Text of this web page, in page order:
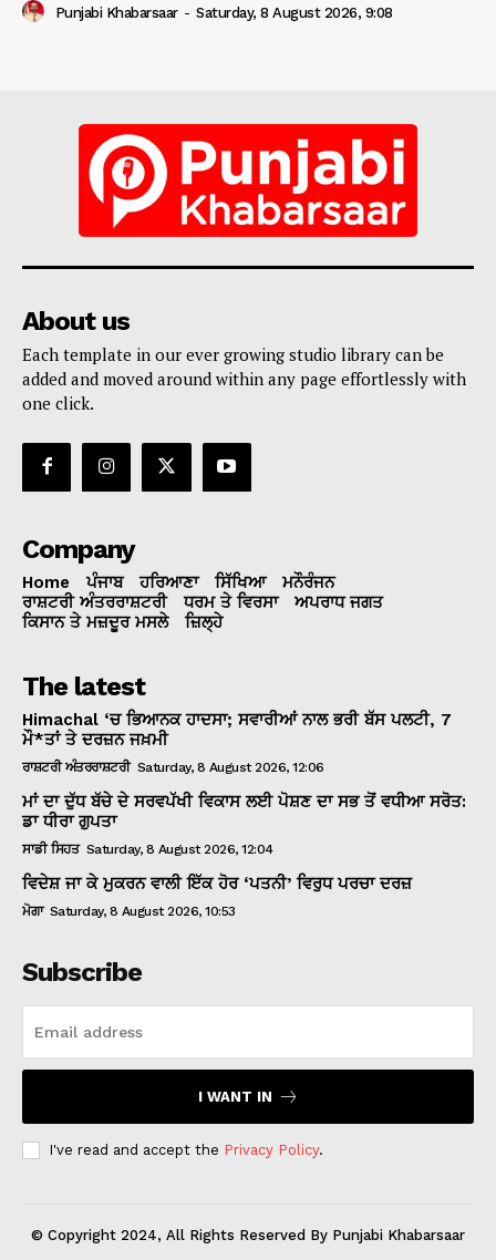
Punjabi Khabarsaar - Saturday, 8 August 2026, 9:08
About us
Each template in our ever growing studio library can be
added and moved around within any page effortlessly with
one click.
Company
Home ਪੰਜਾਬ ਹਰਿਆਣਾ ਸਿੱਖਿਆ
ਮਨੌਰੰਜਨ
ਰਾਸ਼ਟਰੀ ਅੰਤਰਰਾਸ਼ਟਰੀ
ਧਰਮ ਤੇ ਵਿਰਸਾ
ਅਪਰਾਧ ਜਗਤ
ਕਿਸਾਨ ਤੇ ਮਜ਼ਦੂਰ ਮਸਲੇ
ਜ਼ਿਲ੍ਹੇ
The latest
Himachal ‘ਚ ਭਿਆਨਕ ਹਾਦਸਾ; ਸਵਾਰੀਆਂ ਨਾਲ ਭਰੀ ਬੱਸ ਪਲਟੀ, 7
ਮੌ*ਤਾਂ ਤੇ ਦਰਜ਼ਨ ਜਖ਼ਮੀ
ਰਾਸ਼ਟਰੀ ਅੰਤਰਰਾਸ਼ਟਰੀ Saturday, 8 August 2026, 12:06
ਮਾਂ ਦਾ ਦੁੱਧ ਬੱਚੇ ਦੇ ਸਰਵਪੱਖੀ ਵਿਕਾਸ ਲਈ ਪੋਸ਼ਣ ਦਾ ਸਭ ਤੋਂ ਵਧੀਆ ਸਰੋਤ:
ਡਾ ਧੀਰਾ ਗੁਪਤਾ
ਸਾਡੀ ਸਿਹਤ Saturday, 8 August 2026, 12:04
ਵਿਦੇਸ਼ ਜਾ ਕੇ ਮੁਕਰਨ ਵਾਲੀ ਇੱਕ ਹੋਰ ‘ਪਤਨੀ’ ਵਿਰੁਧ ਪਰਚਾ ਦਰਜ਼
ਮੋਗਾ Saturday, 8 August 2026, 10:53
Subscribe
I WANT IN
I've read and accept the Privacy Policy.
© Copyright 2024, All Rights Reserved By Punjabi Khabarsaar